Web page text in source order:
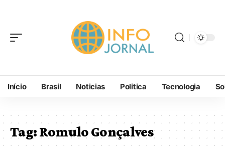
Início Brasil Noticias Politica Tecnologia
Tag:Romulo Gonçalves